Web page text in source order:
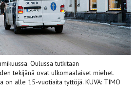
Oulussa tutkitaan
tekijänä ovat ulkomaalaiset miehet.
on alle 15-vuotiaita tyttöjä. KUVA: TIMO